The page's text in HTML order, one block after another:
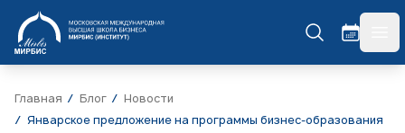
МИРБИС
Главная Блог
Новости
Январское предложение на программы бизнес-образования